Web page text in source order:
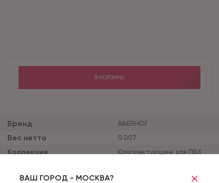
ВАШ ГОРОД - МОСКВА?
Бренд ABERHOF
Вес нетто 0.007
Коллекция
Комплектующие для ПВХ
Вес брутто
В КОРЗИНУ